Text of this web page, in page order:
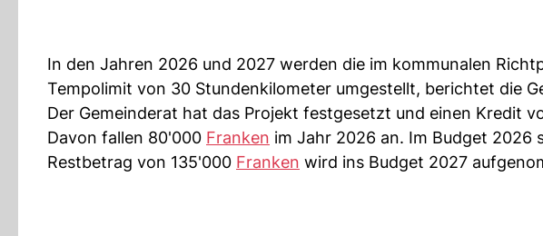
In den Jahren 2026 und 2027 werden die im kommunalen
Tempolimit von 30 Stundenkilometer umgestellt, berichtet die
Der Gemeinderat hat das Projekt festgesetzt und einen Kredit
Davon fallen 80'000 Franken im Jahr 2026 an. Im Budget 2026
Restbetrag von 135'000 Franken wird ins Budget 2027